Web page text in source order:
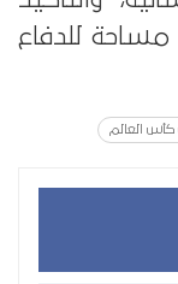
مساحة للدفاع
كأس العالم